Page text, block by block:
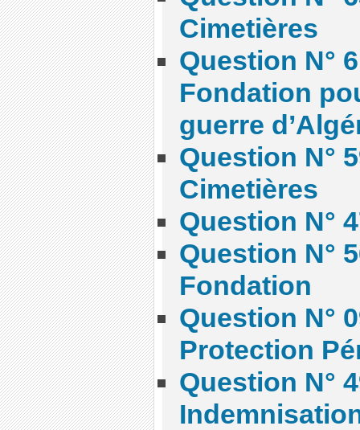
Cimetières
Question N°
Fondation
guerre
Question N°
Cimetières
Question N°
Question N°
Fondation
Question N°
Protection
Question N°